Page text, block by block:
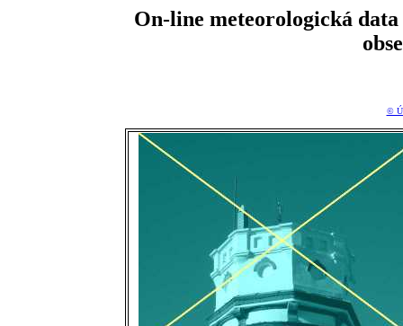
On-line meteorologická
©